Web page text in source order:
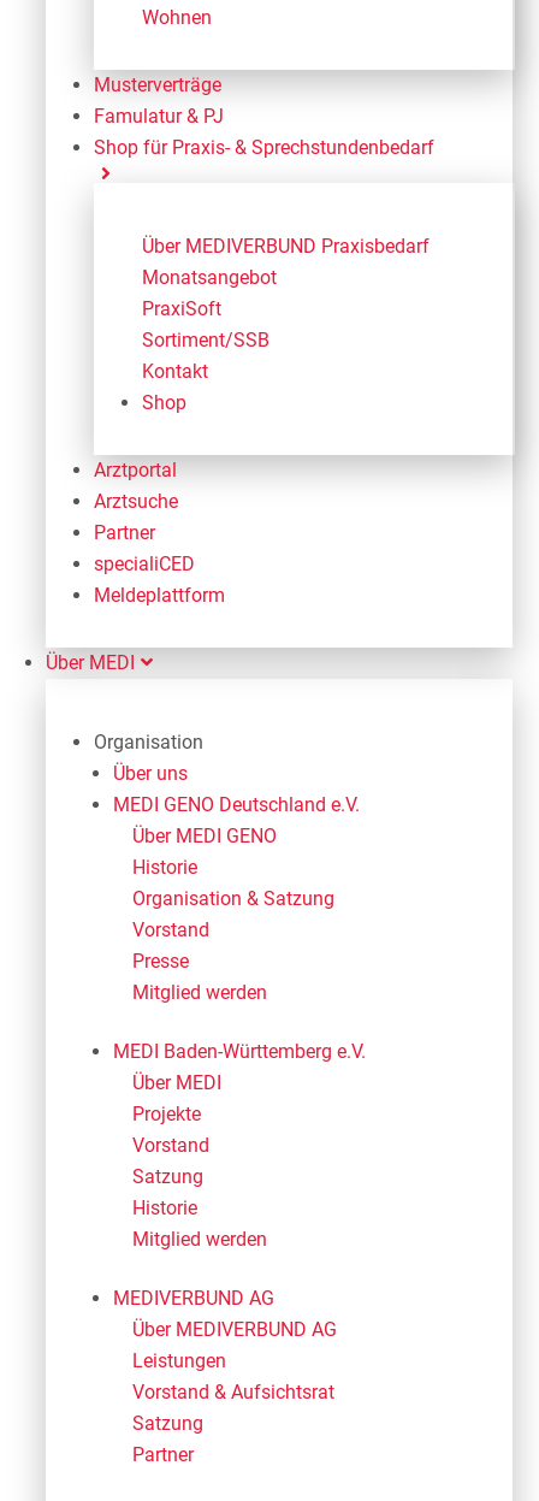
Wohnen
Musterverträge
Famulatur & PJ
Shop für Praxis- & Sprechstundenbedarf
Über MEDIVERBUND Praxisbedarf
Monatsangebot
PraxiSoft
Sortiment/SSB
Kontakt
Shop
Arztportal
Arztsuche
Partner
specialiCED
Meldeplattform
Über MEDI
Organisation
Über uns
MEDI GENO Deutschland e.V.
Über MEDI GENO
Historie
Organisation & Satzung
Vorstand
Presse
Mitglied werden
MEDI Baden-Württemberg e.V.
Über MEDI
Projekte
Vorstand
Satzung
Historie
Mitglied werden
MEDIVERBUND AG
Über MEDIVERBUND AG
Leistungen
Vorstand & Aufsichtsrat
Satzung
Partner